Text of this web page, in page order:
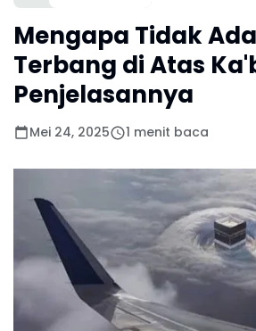
Mengapa Tidak
Terbang di Atas
Penjelasannya
Mei 24, 2025 1 menit baca